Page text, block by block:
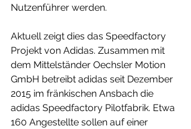
Nutzenführer werden.
Aktuell zeigt dies das Speedfactory
Projekt von Adidas. Zusammen mit
dem Mittelständer Oechsler Motion
GmbH betreibt adidas seit Dezember
2015 im fränkischen Ansbach die
adidas Speedfactory Pilotfabrik. Etwa
160 Angestellte sollen auf einer